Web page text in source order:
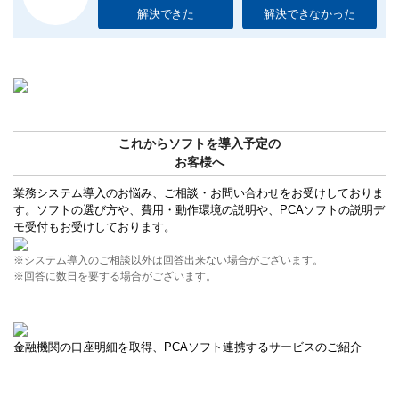
解決できた 解決できなかった
これからソフトを導入予定の
お客様へ
業務システム導入のお悩み、ご相談・お問い合わせをお受けしておりま
す。ソフトの選び方や、費用・動作環境の説明や、PCAソフトの説明デ
モ受付もお受けしております。
※システム導入のご相談以外は回答出来ない場合がございます。
※回答に数日を要する場合がございます。
金融機関の口座明細を取得、PCAソフト連携するサービスのご紹介